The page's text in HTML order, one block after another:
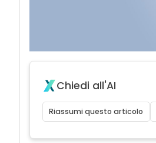
Chiedi all'AI
Riassumi questo articolo